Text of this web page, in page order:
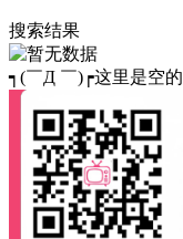
搜索结果
┑(￣Д ￣)┍这里是空的